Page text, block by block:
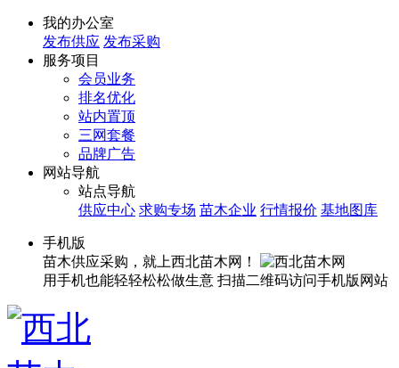
我的办公室
发布供应 发布采购
服务项目
会员业务
排名优化
站内置顶
三网套餐
品牌广告
网站导航
站点导航
供应中心 求购专场 苗木企业 行情报价 基地图库
手机版
苗木供应采购，就上西北苗木网！
用手机也能轻轻松松做生意 扫描二维码访问手机版网站